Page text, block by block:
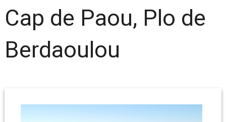
Cap de Paou, Plo de
Berdaoulou